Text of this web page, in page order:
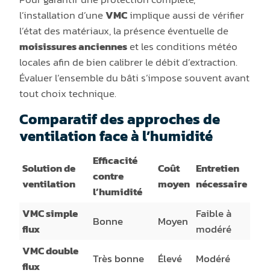
l’installation d’uneVMCimplique aussi de vérifier
l’état des matériaux, la présence éventuelle de
moisissures ancienneset les conditions météo
locales afin de bien calibrer le débit d’extraction.
Évaluer l’ensemble du bâti s’impose souvent avant
tout choix technique.
Comparatif des approches de
ventilation face à l’humidité
Solution de
ventilation
Efficacité
contre
l’humidité
Coût
moyen
Entretien
nécessaire
VMC simple
flux
Bonne Moyen Faible à
modéré
VMC double
flux
Très bonne Élevé Modéré